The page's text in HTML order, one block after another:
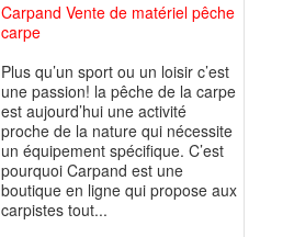
Carpand Vente de matériel pêche
carpe
Plus qu’un sport ou un loisir c’est
une passion! la pêche de la carpe
est aujourd’hui une activité
proche de la nature qui nécessite
un équipement spécifique. C’est
pourquoi Carpand est une
boutique en ligne qui propose aux
carpistes tout...